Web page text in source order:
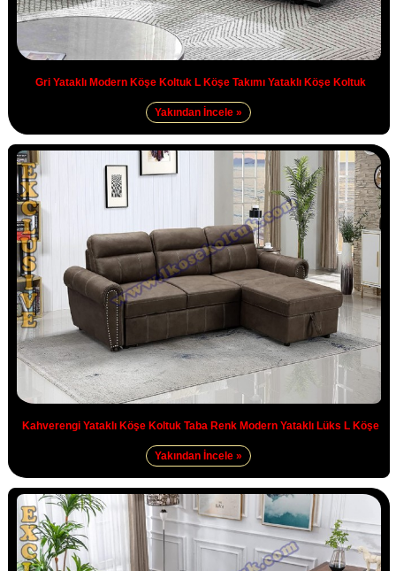
Gri Yataklı Modern Köşe Koltuk L Köşe Takımı Yataklı Köşe Koltuk
Yakından İncele »
Kahverengi Yataklı Köşe Koltuk Taba Renk Modern Yataklı Lüks L Köşe
Yakından İncele »